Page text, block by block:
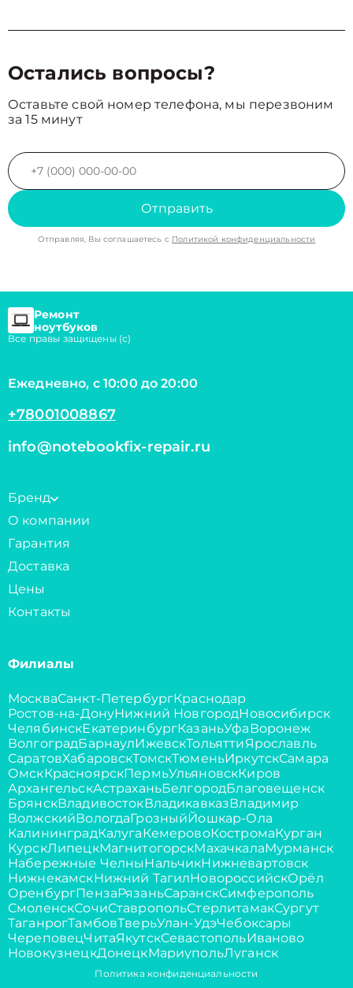
Остались вопросы?
Оставьте свой номер телефона, мы перезвоним
за 15 минут
Отправить
Отправляя, Вы соглашаетесь с Политикой конфиденциальности
Ремонт
ноутбуков
Все правы защищены (с)
Ежедневно, с 10:00 до 20:00
+78001008867
info@notebookfix-repair.ru
Бренд
О компании
Гарантия
Доставка
Цены
Контакты
Филиалы
МоскваСанкт-ПетербургКраснодар
Ростов-на-ДонуНижний НовгородНовосибирск
ЧелябинскЕкатеринбургКазаньУфаВоронеж
ВолгоградБарнаулИжевскТольяттиЯрославль
СаратовХабаровскТомскТюменьИркутскСамара
ОмскКрасноярскПермьУльяновскКиров
АрхангельскАстраханьБелгородБлаговещенск
БрянскВладивостокВладикавказВладимир
ВолжскийВологдаГрозныйЙошкар-Ола
КалининградКалугаКемеровоКостромаКурган
КурскЛипецкМагнитогорскМахачкалаМурманск
Набережные ЧелныНальчикНижневартовск
НижнекамскНижний ТагилНовороссийскОрёл
ОренбургПензаРязаньСаранскСимферополь
СмоленскСочиСтавропольСтерлитамакСургут
ТаганрогТамбовТверьУлан-УдэЧебоксары
ЧереповецЧитаЯкутскСевастопольИваново
НовокузнецкДонецкМариупольЛуганск
Политика конфиденциальности